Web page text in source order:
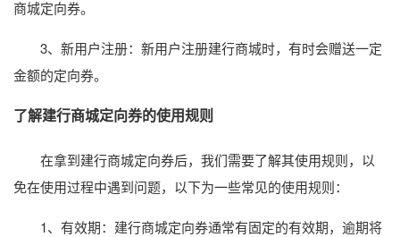
商城定向券。
3、新用户注册：新用户注册建行商城时，有时会赠送一定
金额的定向券。
了解建行商城定向券的使用规则
在拿到建行商城定向券后，我们需要了解其使用规则，以
免在使用过程中遇到问题，以下为一些常见的使用规则：
1、有效期：建行商城定向券通常有固定的有效期，逾期将